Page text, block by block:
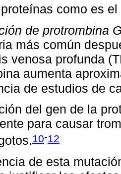
como es
de protrombina
más común
venosa profunda
aumenta
de estudios de
del gen de la
para causar
10-12
de esta